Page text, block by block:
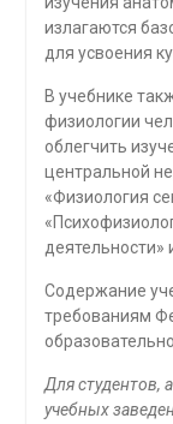
излагаются
для усвоения
В учебнике
физиологии
облегчить
центральной
«Физиология
деятельности»
Содержание
требованиям
Для студентов,
учебных